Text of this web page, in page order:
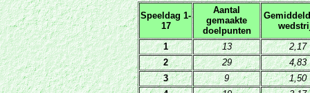
Speeldag 1-
17
Aantal
gemaakte
doelpunten
1
13
2,17
2
29
4,83
3
9
1,50